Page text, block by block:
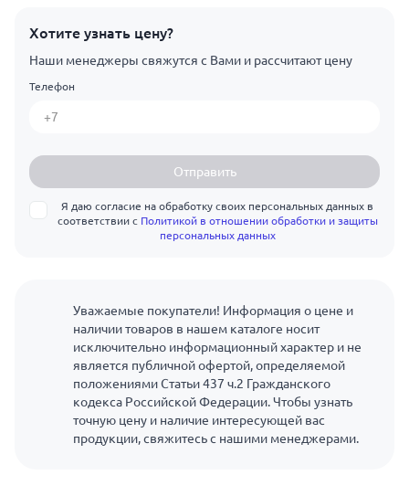
Хотите узнать цену?
Наши менеджеры свяжутся с Вами и рассчитают цену
Телефон
Отправить
Я даю согласие на обработку своих персональных данных в
соответствии с Политикой в отношении обработки и защиты
персональных данных
Уважаемые покупатели! Информация о цене и
наличии товаров в нашем каталоге носит
исключительно информационный характер и не
является публичной офертой, определяемой
положениями Статьи 437 ч.2 Гражданского
кодекса Российской Федерации. Чтобы узнать
точную цену и наличие интересующей вас
продукции, свяжитесь с нашими менеджерами.